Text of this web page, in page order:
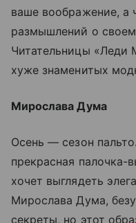
ваше воображение, а
размышлений о
Читательницы «Леди
хуже знаменитых
Мирослава Дума
Осень — сезон
прекрасная палочка-
хочет выглядеть
Мирослава Дума,
секреты, но этот